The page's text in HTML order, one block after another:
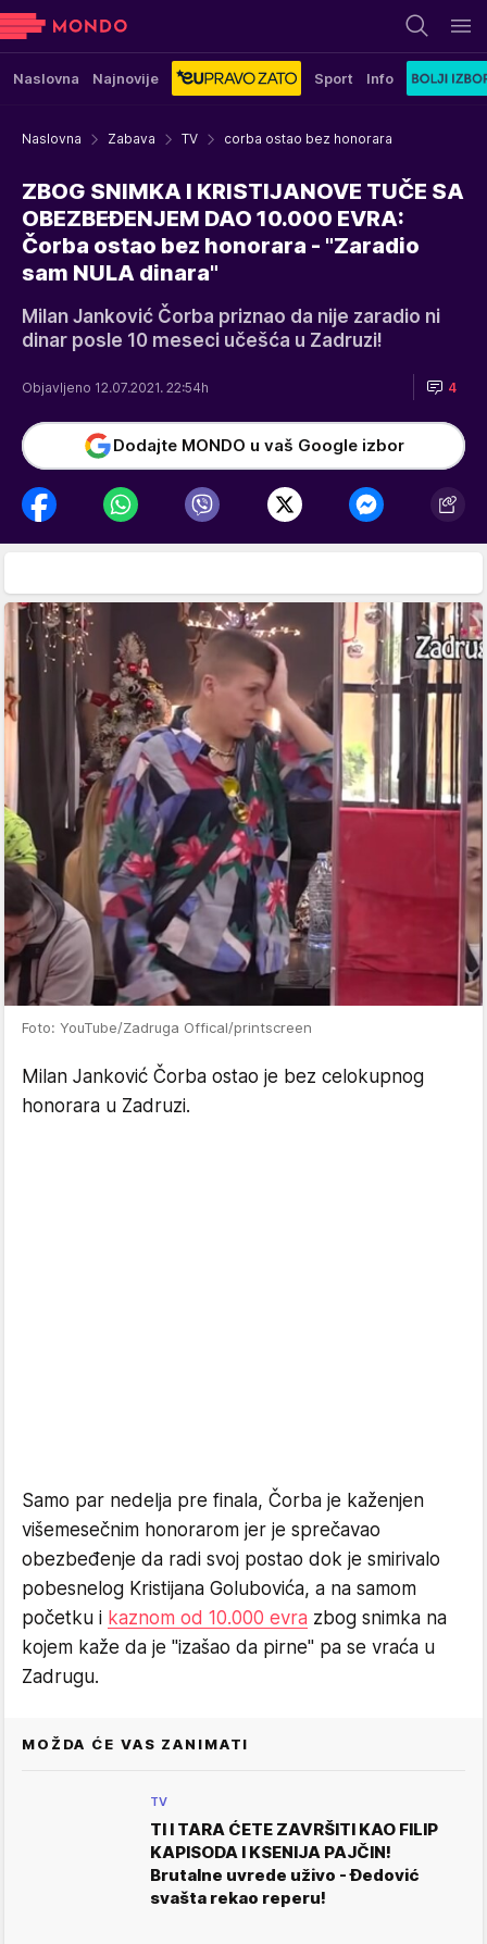
Naslovna Najnovije Sport Info
Naslovna Zabava TV corba ostao bez honorara
ZBOG SNIMKA I KRISTIJANOVE TUČE SA
OBEZBEĐENJEM DAO 10.000 EVRA:
Čorba ostao bez honorara - "Zaradio
sam NULA dinara"
Milan Janković Čorba priznao da nije zaradio ni
dinar posle 10 meseci učešća u Zadruzi!
Objavljeno 12.07.2021. 22:54h 4
Dodajte MONDO u vaš Google izbor
Foto: YouTube/Zadruga Offical/printscreen
Milan Janković Čorba ostao je bez celokupnog
honorara u Zadruzi.
Samo par nedelja pre finala, Čorba je kaženjen
višemesečnim honorarom jer je sprečavao
obezbeđenje da radi svoj postao dok je smirivalo
pobesnelog Kristijana Golubovića, a na samom
početku i kaznom od 10.000 evra zbog snimka na
kojem kaže da je "izašao da pirne" pa se vraća u
Zadrugu.
MOŽDA ĆE VAS ZANIMATI
TV
TI I TARA ĆETE ZAVRŠITI KAO FILIP
KAPISODA I KSENIJA PAJČIN!
Brutalne uvrede uživo - Đedović
svašta rekao reperu!